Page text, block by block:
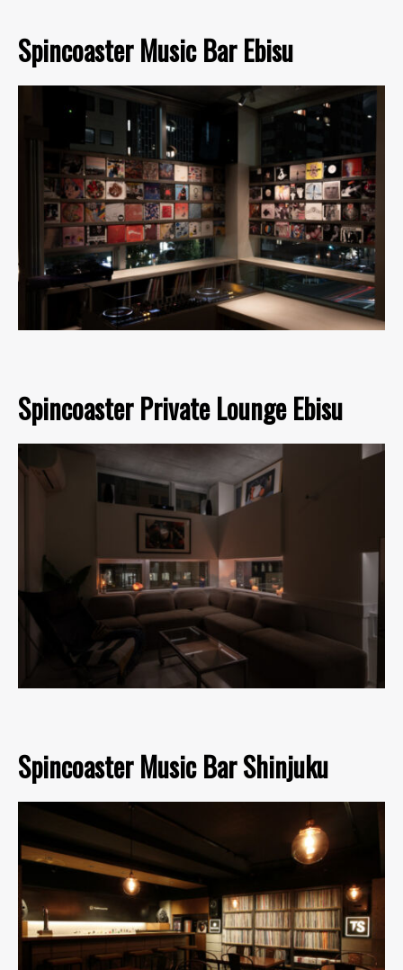
Spincoaster Music Bar Ebisu
Spincoaster Private Lounge Ebisu
Spincoaster Music Bar Shinjuku